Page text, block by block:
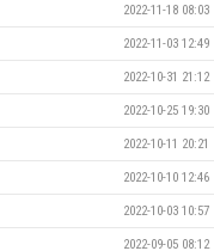
2022-11-18 08:03
2022-11-03 12:49
2022-10-31 21:12
2022-10-25 19:30
2022-10-11 20:21
2022-10-10 12:46
2022-10-03 10:57
2022-09-05 08:12